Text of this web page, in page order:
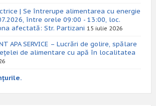
| Se întrerupe alimentarea cu energie
între orele 09:00 - 13:00, loc.
afectată: Str. Partizani 15 iulie 2026
APA SERVICE – Lucrări de golire, spălare
de alimentare cu apă în localitatea